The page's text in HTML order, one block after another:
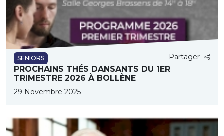
SENIORS Partager
PROCHAINS THÉS DANSANTS DU 1ER
TRIMESTRE 2026 À BOLLÈNE
29 Novembre 2025